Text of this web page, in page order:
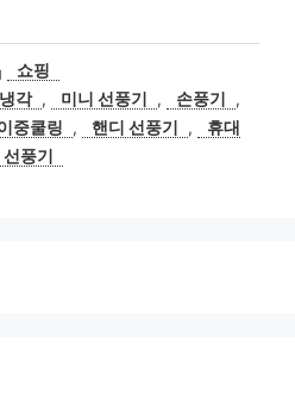
카
테
고
리
쇼핑
각 , 미니 선풍기 , 손풍기
,
중쿨링 , 핸디 선풍기 ,
휴대
풍기